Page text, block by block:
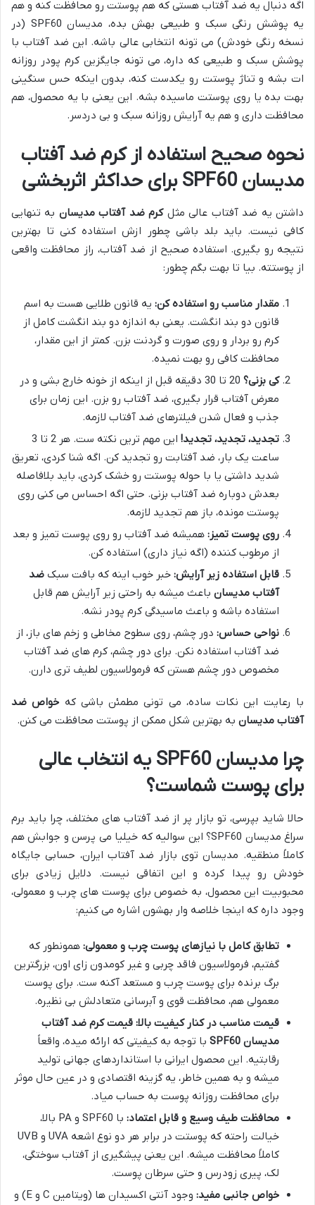
اگه دنبال یه ضد آفتاب هستی که هم پوستت رو محافظت کنه و هم
یه پوشش رنگی سبک و طبیعی بهش بده، مدیسان SPF60 (در
نسخه رنگی خودش) می تونه انتخابی عالی باشه. این ضد آفتاب با
پوشش سبک و طبیعی که داره، می تونه جایگزین کرم پودر روزانه
ات بشه و تناژ پوستت رو یکدست کنه، بدون اینکه حس سنگینی
بهت بده یا روی پوستت ماسیده بشه. این یعنی با یه محصول، هم
محافظت داری و هم یه آرایش روزانه سبک و بی دردسر.
نحوه صحیح استفاده از کرم ضد آفتاب
مدیسان SPF60 برای حداکثر اثربخشی
داشتن یه ضد آفتاب عالی مثلکرم ضد آفتاب مدیسان به تنهایی
کافی نیست. باید بلد باشی چطور ازش استفاده کنی تا بهترین
نتیجه رو بگیری. استفاده صحیح از ضد آفتاب، راز محافظت واقعی
از پوستته. بیا تا بهت بگم چطور:
مقدار مناسب رو استفاده کن: یه قانون طلایی هست به اسم
قانون دو بند انگشت. یعنی به اندازه دو بند انگشت کامل از
کرم رو بردار و روی صورت و گردنت بزن. کمتر از این مقدار،
محافظت کافی رو بهت نمیده.
کی بزنی؟
20 تا 30 دقیقه قبل از اینکه از خونه خارج بشی و در
معرض آفتاب قرار بگیری، ضد آفتاب رو بزن. این زمان برای
جذب و فعال شدن فیلترهای ضد آفتاب لازمه.
تجدید، تجدید، تجدید!
این مهم ترین نکته ست. هر 2 تا 3
ساعت یک بار، ضد آفتابت رو تجدید کن. اگه شنا کردی، تعریق
شدید داشتی یا با حوله پوستت رو خشک کردی، باید بلافاصله
بعدش دوباره ضد آفتاب بزنی. حتی اگه احساس می کنی روی
پوستت مونده، باز هم تجدید لازمه.
روی پوست تمیز: همیشه ضد آفتاب رو روی پوست تمیز و بعد
از مرطوب کننده (اگه نیاز داری) استفاده کن.
قابل استفاده زیر آرایش: خبر خوب اینه که بافت سبک ضد
آفتاب مدیسان باعث میشه به راحتی زیر آرایش هم قابل
استفاده باشه و باعث ماسیدگی کرم پودر نشه.
نواحی حساس: دور چشم، روی سطوح مخاطی و زخم های باز، از
ضد آفتاب استفاده نکن. برای دور چشم، کرم های ضد آفتاب
مخصوص دور چشم هستن که فرمولاسیون لطیف تری دارن.
با رعایت این نکات ساده، می تونی مطمئن باشی که خواص ضد
آفتاب مدیسان به بهترین شکل ممکن از پوستت محافظت می کنن.
چرا مدیسان SPF60 یه انتخاب عالی
برای پوست شماست؟
حالا شاید بپرسی، تو بازار پر از ضد آفتاب های مختلف، چرا باید برم
سراغ مدیسان SPF60؟ این سوالیه که خیلیا می پرسن و جوابش هم
کاملاً منطقیه. مدیسان توی بازار ضد آفتاب ایران، حسابی جایگاه
خودش رو پیدا کرده و این اتفاقی نیست. دلایل زیادی برای
محبوبیت این محصول، به خصوص برای پوست های چرب و معمولی،
وجود داره که اینجا خلاصه وار بهشون اشاره می کنیم:
تطابق کامل با نیازهای پوست چرب و معمولی: همونطور که
گفتیم، فرمولاسیون فاقد چربی و غیر کومدون زای اون، بزرگترین
برگ برنده برای پوست چرب و مستعد آکنه ست. برای پوست
معمولی هم، محافظت قوی و آبرسانی متعادلش بی نظیره.
قیمت مناسب در کنار کیفیت بالا: قیمت کرم ضد آفتاب
مدیسان SPF60
با توجه به کیفیتی که ارائه میده، واقعاً
رقابتیه. این محصول ایرانی با استانداردهای جهانی تولید
میشه و به همین خاطر، یه گزینه اقتصادی و در عین حال موثر
برای محافظت روزانه پوست به حساب میاد.
محافظت طیف وسیع و قابل اعتماد:
با SPF60 و PA بالا،
خیالت راحته که پوستت در برابر هر دو نوع اشعه UVA و UVB
کاملاً محافظت میشه. این یعنی پیشگیری از آفتاب سوختگی،
لک، پیری زودرس و حتی سرطان پوست.
خواص جانبی مفید:
وجود آنتی اکسیدان ها (ویتامین C و E) و